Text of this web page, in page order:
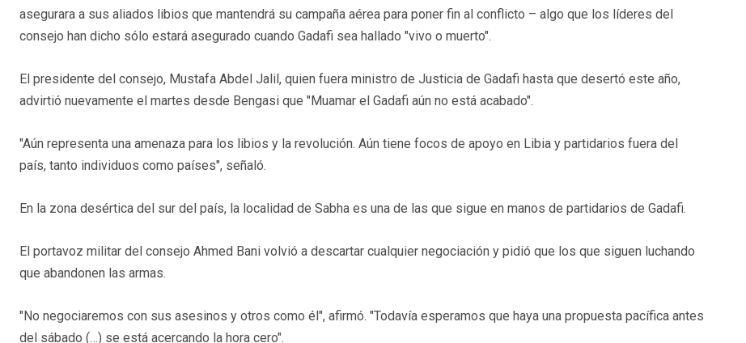
asegurara a sus aliados libios que mantendrá su campaña aérea para poner fin al conflicto – algo que los líderes del
consejo han dicho sólo estará asegurado cuando Gadafi sea hallado "vivo o muerto".
El presidente del consejo, Mustafa Abdel Jalil, quien fuera ministro de Justicia de Gadafi hasta que desertó este año,
advirtió nuevamente el martes desde Bengasi que "Muamar el Gadafi aún no está acabado".
"Aún representa una amenaza para los libios y la revolución. Aún tiene focos de apoyo en Libia y partidarios fuera del
país, tanto individuos como países", señaló.
En la zona desértica del sur del país, la localidad de Sabha es una de las que sigue en manos de partidarios de Gadafi.
El portavoz militar del consejo Ahmed Bani volvió a descartar cualquier negociación y pidió que los que siguen luchando
que abandonen las armas.
"No negociaremos con sus asesinos y otros como él", afirmó. "Todavía esperamos que haya una propuesta pacífica antes
del sábado (…) se está acercando la hora cero".